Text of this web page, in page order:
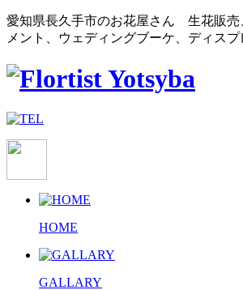
愛知県長久手市のお花屋さん 生花販売
メント、ウェディングブーケ、ディスプ
HOME
GALLARY